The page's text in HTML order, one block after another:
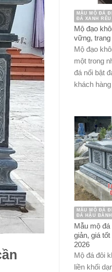
MẪU MỘ ĐÁ
ĐÁ XANH
Mộ đạo
vững,
Mộ đạo
một trong
đá nổi bật
khách
MẪU MỘ ĐÁ
ĐÁ HẬU
Mẫu mộ
giản, giá
2026
Mộ đá đôi
liền khối